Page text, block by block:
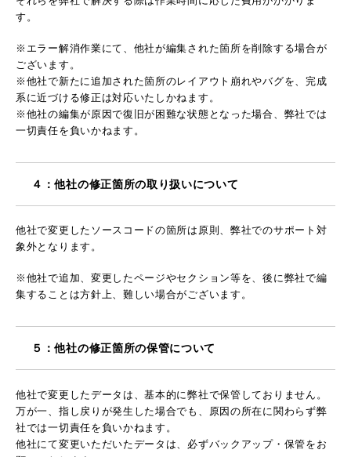
す。
※エラー解消作業にて、他社が編集された箇所を削除する場合が
ございます。
※他社で新たに追加された箇所のレイアウト崩れやバグを、完成
系に近づける修正は対応いたしかねます。
※他社の編集が原因で復旧が困難な状態となった場合、弊社では
一切責任を負いかねます。
４：他社の修正箇所の取り扱いについて
他社で変更したソースコードの箇所は原則、弊社でのサポート対
象外となります。
※他社で追加、変更したページやセクション等を、後に弊社で編
集することは方針上、難しい場合がございます。
５：他社の修正箇所の保管について
他社で変更したデータは、基本的に弊社で保管しておりません。
万が一、指し戻りが発生した場合でも、原因の所在に関わらず弊
社では一切責任を負いかねます。
他社にて変更いただいたデータは、必ずバックアップ・保管をお